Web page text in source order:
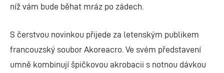
níž vám bude běhat mráz po zádech.
S čerstvou novinkou přijede za letenským publikem
francouzský soubor Akoreacro. Ve svém představení
umně kombinují špičkovou akrobacii s notnou dávkou